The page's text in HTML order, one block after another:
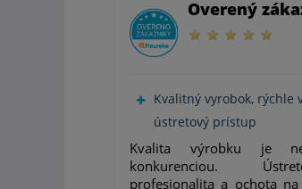
Overený
Kvalitný vyrobok, rýchle
ústretový prístup
Kvalita výrobku je
konkurenciou.
profesionalita a ochota na